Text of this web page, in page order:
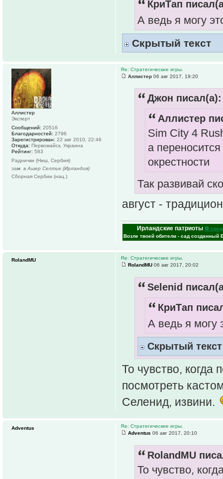
КриТап
А ведь я могу
Скрытый текст
Re: Стратегические игры.
Аллистер 06 авг 2017, 19:20
Джон писал(а):
Аллистер
Sim City 4
а
окрестности
Так развивай
август -
Ирландские патриоты ⚽
Возле твоей обители - сад созданный
Аллистер
Эксперт
Сообщений: 20516
Благодарностей: 2796
Зарегистрирован: 22 авг 2010, 22:46
Откуда: Первомайск, Украина
Рейтинг: 583
Раднички (Ниш, Сербия)
зам. в Ашер Селтик (Ирландия)
Сборная Сербии (нац.)
Re: Стратегические игры.
RolandMU 06 авг 2017, 20:02
Selenid
КриТап
А ведь я могу
Скрытый текст
То чувство, когда
посмотреть
Селенид, извини.
RolandMU
Re: Стратегические игры.
Adventus 06 авг 2017, 20:10
RolandMU
То чувство,
Adventus